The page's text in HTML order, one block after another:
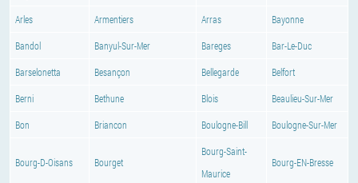
Arles Armentiers Arras Bayonne
Bandol Banyul-Sur-Mer Bareges Bar-Le-Duc
Barselonetta Besançon Bellegarde Belfort
Berni Bethune Blois Beaulieu-Sur-Mer
Bon Briancon Boulogne-Bill Boulogne-Sur-Mer
Bourg-D-Oisans Bourget
Bourg-Saint-
Maurice
Bourg-EN-Bresse